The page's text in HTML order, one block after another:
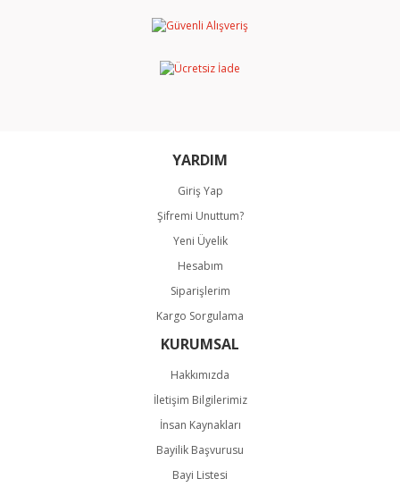
YARDIM
Giriş Yap
Şifremi Unuttum?
Yeni Üyelik
Hesabım
Siparişlerim
Kargo Sorgulama
KURUMSAL
Hakkımızda
İletişim Bilgilerimiz
İnsan Kaynakları
Bayilik Başvurusu
Bayi Listesi